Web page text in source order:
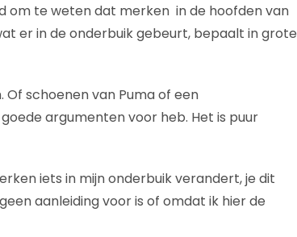
om te weten dat merken in de hoofden van
er in de onderbuik gebeurt, bepaalt in grote
Of schoenen van Puma of een
argumenten voor heb. Het is puur
iets in mijn onderbuik verandert, je dit
aanleiding voor is of omdat ik hier de